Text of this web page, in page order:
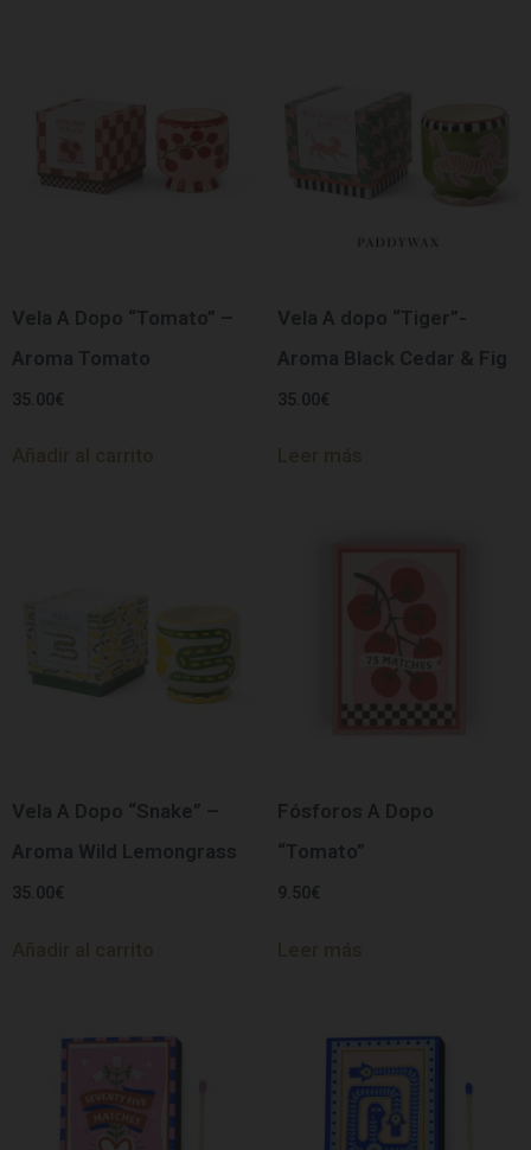
Vela A Dopo “Tomato” –
Aroma Tomato
35.00€
Vela A dopo “Tiger”-
Aroma Black Cedar & Fig
35.00€
Vela A Dopo “Snake” –
Aroma Wild Lemongrass
35.00 €
Fósforos A Dopo
“Tomato”
9.50 €